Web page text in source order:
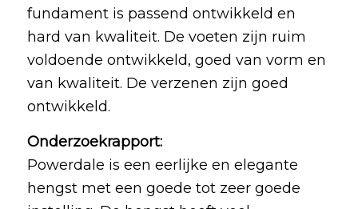
fundament is passend ontwikkeld en
hard van kwaliteit. De voeten zijn ruim
voldoende ontwikkeld, goed van vorm en
van kwaliteit. De verzenen zijn goed
ontwikkeld.
Onderzoekrapport:
Powerdale is een eerlijke en elegante
hengst met een goede tot zeer goede